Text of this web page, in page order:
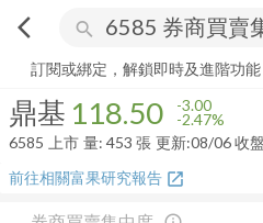
arrow_back_ios search
鼎基 118.50 -2.47%
訂閱或綁定，解鎖即時及進階功能
鼎基 118.50 -3.00
-2.47%
6585
上市 量: 453 張 更新:08/06 收盤
前往相關富果研究報告 open_in_new